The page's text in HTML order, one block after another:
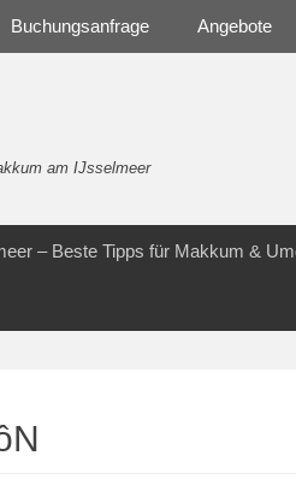
Buchungsanfrage Angebote
am IJsselmeer
– Beste Tipps für Makkum &